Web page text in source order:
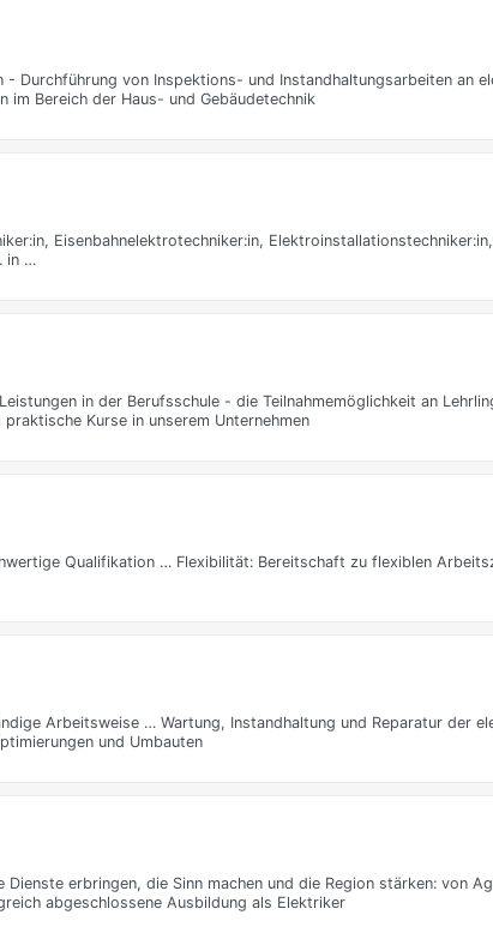
Durchführung von Inspektions- und Instandhaltungsarbeiten an
im Bereich der Haus- und Gebäudetechnik
Eisenbahnelektrotechniker:in,
in …
in der Berufsschule - die Teilnahmemöglichkeit an
Kurse in unserem Unternehmen
Qualifikation … Flexibilität: Bereitschaft zu flexiblen
Arbeitsweise … Wartung, Instandhaltung und Reparatur der
und Umbauten
erbringen, die Sinn machen und die Region stärken: von
abgeschlossene Ausbildung als Elektriker